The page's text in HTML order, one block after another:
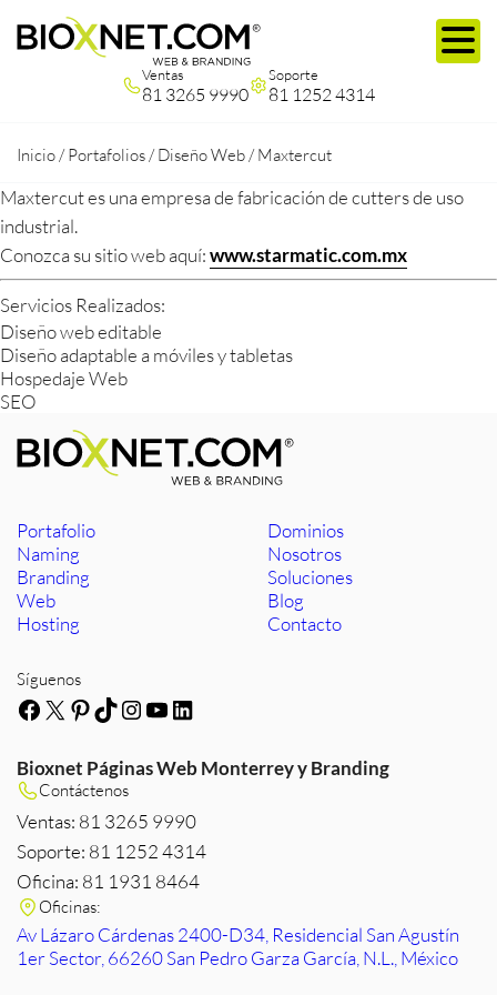
Ventas
81 3265 9990
Soporte
81 1252 4314
Inicio /Portafolios /Diseño Web /Maxtercut
Maxtercut es una empresa de fabricación de cutters de uso
industrial.
Conozca su sitio web aquí:www.starmatic.com.mx
Servicios Realizados:
Diseño web editable
Diseño adaptable a móviles y tabletas
Hospedaje Web
SEO
Portafolio
Naming
Branding
Web
Hosting
Dominios
Nosotros
Soluciones
Blog
Contacto
Síguenos
Facebook
X Pinterest
TikTok
Instagram
YouTube
LinkedIn
Bioxnet Páginas Web Monterrey y Branding
Contáctenos
Ventas: 81 3265 9990
Soporte: 81 1252 4314
Oficina: 81 1931 8464
Oficinas:
Av Lázaro Cárdenas 2400-D34, Residencial San Agustín
1er Sector, 66260 San Pedro Garza García, N.L., México